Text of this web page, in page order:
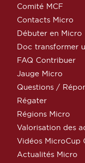
Comité MCF
Contacts Micro
Débuter en Micro
Doc transformer
FAQ Contribuer
Jauge Micro
Questions /
Régater
Régions Micro
Valorisation des
Vidéos MicroCup
Actualités Micro